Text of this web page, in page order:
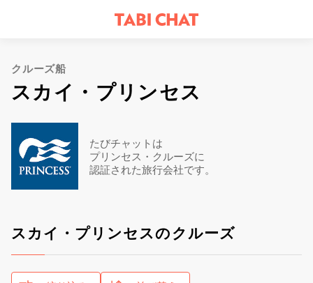
クルーズ船
スカイ・プリンセス
たびチャットは
プリンセス・クルーズに
認証された旅行会社です。
スカイ・プリンセスのクルーズ